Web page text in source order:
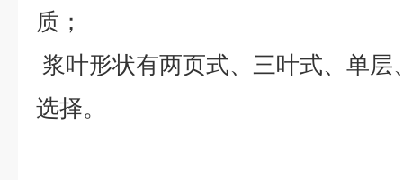
质；
浆叶形状有两页式、三叶式、单
选择。